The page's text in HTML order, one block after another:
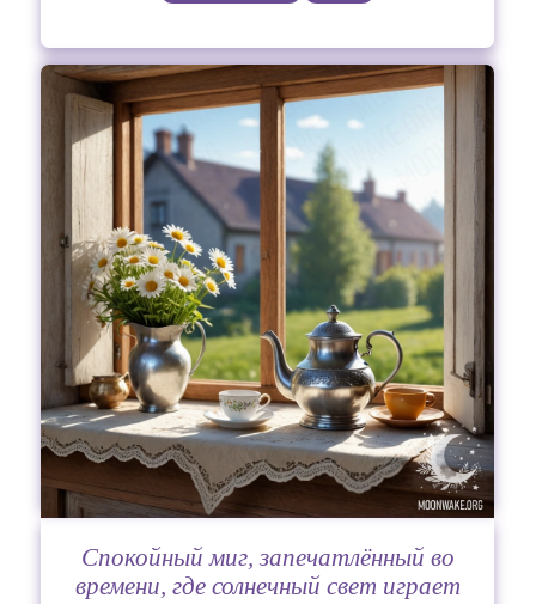
Спокойный миг, запечатлённый во
времени, где солнечный свет играет